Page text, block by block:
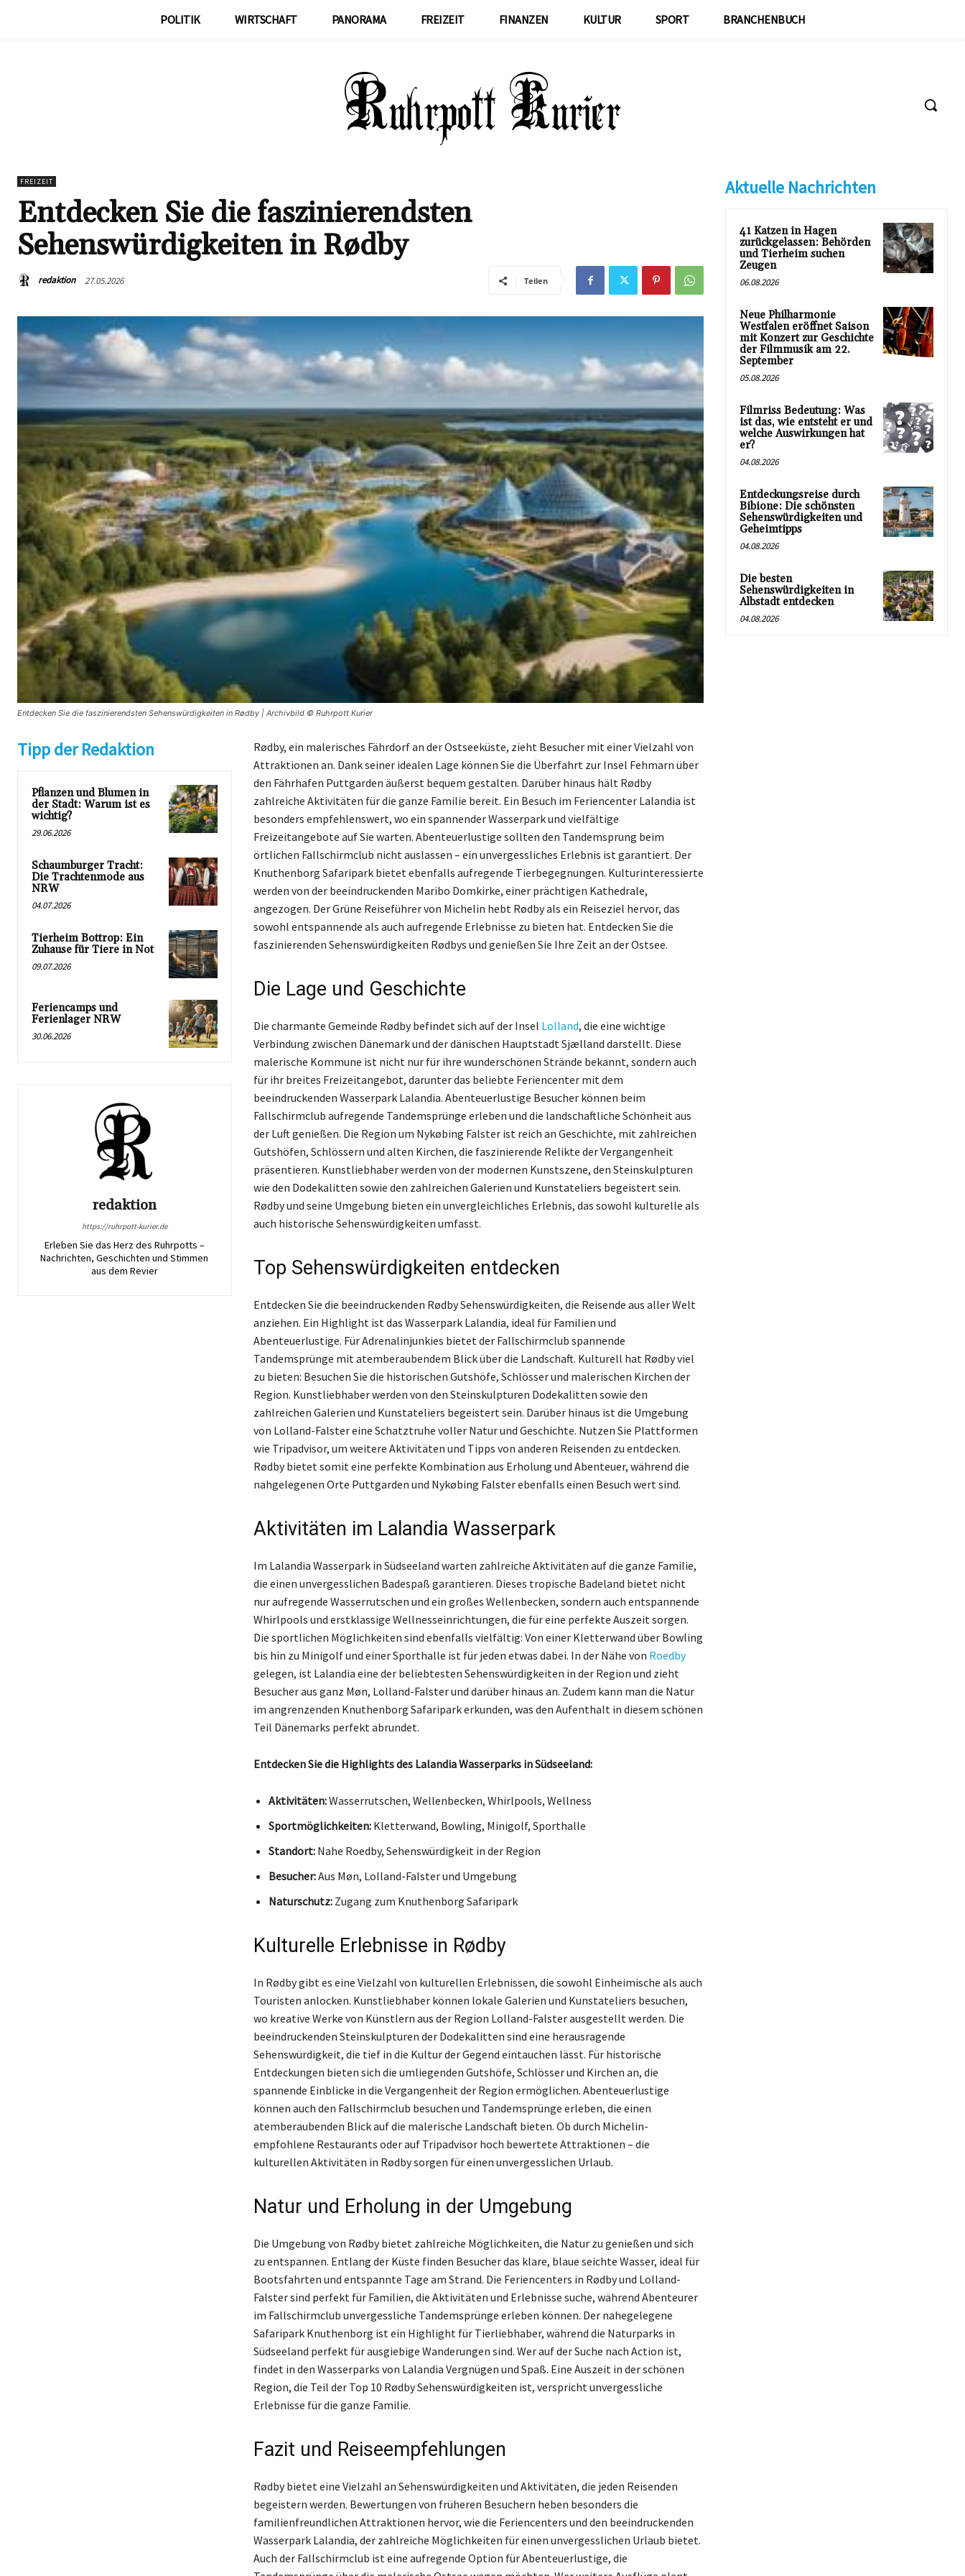
POLITIK WIRTSCHAFT PANORAMA FREIZEIT FINANZEN KULTUR SPORT BRANCHENBUCH
FREIZEIT
Entdecken Sie die faszinierendsten
Sehenswürdigkeiten in Rødby
redaktion 27.05.2026 Teilen
Entdecken Sie die faszinierendsten Sehenswürdigkeiten in Rødby | Archivbild © Ruhrpott Kurier
Tipp der Redaktion
Pflanzen und Blumen in
der Stadt: Warum ist es
wichtig?
29.06.2026
Schaumburger Tracht:
Die Trachtenmode aus
NRW
04.07.2026
Tierheim Bottrop: Ein
Zuhause für Tiere in Not
09.07.2026
Feriencamps und
Ferienlager NRW
30.06.2026
redaktion
https://ruhrpott-kurier.de
Erleben Sie das Herz des Ruhrpotts –
Nachrichten, Geschichten und Stimmen
aus dem Revier
Rødby, ein malerisches Fährdorf an der Ostseeküste, zieht Besucher mit einer Vielzahl von
Attraktionen an. Dank seiner idealen Lage können Sie die Überfahrt zur Insel Fehmarn über
den Fährhafen Puttgarden äußerst bequem gestalten. Darüber hinaus hält Rødby
zahlreiche Aktivitäten für die ganze Familie bereit. Ein Besuch im Feriencenter Lalandia ist
besonders empfehlenswert, wo ein spannender Wasserpark und vielfältige
Freizeitangebote auf Sie warten. Abenteuerlustige sollten den Tandemsprung beim
örtlichen Fallschirmclub nicht auslassen – ein unvergessliches Erlebnis ist garantiert. Der
Knuthenborg Safaripark bietet ebenfalls aufregende Tierbegegnungen. Kulturinteressierte
werden von der beeindruckenden Maribo Domkirke, einer prächtigen Kathedrale,
angezogen. Der Grüne Reiseführer von Michelin hebt Rødby als ein Reiseziel hervor, das
sowohl entspannende als auch aufregende Erlebnisse zu bieten hat. Entdecken Sie die
faszinierenden Sehenswürdigkeiten Rødbys und genießen Sie Ihre Zeit an der Ostsee.
Die Lage und Geschichte
Die charmante Gemeinde Rødby befindet sich auf der Insel Lolland, die eine wichtige
Verbindung zwischen Dänemark und der dänischen Hauptstadt Sjælland darstellt. Diese
malerische Kommune ist nicht nur für ihre wunderschönen Strände bekannt, sondern auch
für ihr breites Freizeitangebot, darunter das beliebte Feriencenter mit dem
beeindruckenden Wasserpark Lalandia. Abenteuerlustige Besucher können beim
Fallschirmclub aufregende Tandemsprünge erleben und die landschaftliche Schönheit aus
der Luft genießen. Die Region um Nykøbing Falster ist reich an Geschichte, mit zahlreichen
Gutshöfen, Schlössern und alten Kirchen, die faszinierende Relikte der Vergangenheit
präsentieren. Kunstliebhaber werden von der modernen Kunstszene, den Steinskulpturen
wie den Dodekalitten sowie den zahlreichen Galerien und Kunstateliers begeistert sein.
Rødby und seine Umgebung bieten ein unvergleichliches Erlebnis, das sowohl kulturelle als
auch historische Sehenswürdigkeiten umfasst.
Top Sehenswürdigkeiten entdecken
Entdecken Sie die beeindruckenden Rødby Sehenswürdigkeiten, die Reisende aus aller Welt
anziehen. Ein Highlight ist das Wasserpark Lalandia, ideal für Familien und
Abenteuerlustige. Für Adrenalinjunkies bietet der Fallschirmclub spannende
Tandemsprünge mit atemberaubendem Blick über die Landschaft. Kulturell hat Rødby viel
zu bieten: Besuchen Sie die historischen Gutshöfe, Schlösser und malerischen Kirchen der
Region. Kunstliebhaber werden von den Steinskulpturen Dodekalitten sowie den
zahlreichen Galerien und Kunstateliers begeistert sein. Darüber hinaus ist die Umgebung
von Lolland-Falster eine Schatztruhe voller Natur und Geschichte. Nutzen Sie Plattformen
wie Tripadvisor, um weitere Aktivitäten und Tipps von anderen Reisenden zu entdecken.
Rødby bietet somit eine perfekte Kombination aus Erholung und Abenteuer, während die
nahgelegenen Orte Puttgarden und Nykøbing Falster ebenfalls einen Besuch wert sind.
Aktivitäten im Lalandia Wasserpark
Im Lalandia Wasserpark in Südseeland warten zahlreiche Aktivitäten auf die ganze Familie,
die einen unvergesslichen Badespaß garantieren. Dieses tropische Badeland bietet nicht
nur aufregende Wasserrutschen und ein großes Wellenbecken, sondern auch entspannende
Whirlpools und erstklassige Wellnesseinrichtungen, die für eine perfekte Auszeit sorgen.
Die sportlichen Möglichkeiten sind ebenfalls vielfältig: Von einer Kletterwand über Bowling
bis hin zu Minigolf und einer Sporthalle ist für jeden etwas dabei. In der Nähe von Roedby
gelegen, ist Lalandia eine der beliebtesten Sehenswürdigkeiten in der Region und zieht
Besucher aus ganz Møn, Lolland-Falster und darüber hinaus an. Zudem kann man die Natur
im angrenzenden Knuthenborg Safaripark erkunden, was den Aufenthalt in diesem schönen
Teil Dänemarks perfekt abrundet.
Entdecken Sie die Highlights des Lalandia Wasserparks in Südseeland:
Aktivitäten:Wasserrutschen, Wellenbecken, Whirlpools, Wellness
Sportmöglichkeiten:Kletterwand, Bowling, Minigolf, Sporthalle
Standort:Nahe Roedby, Sehenswürdigkeit in der Region
Besucher:Aus Møn, Lolland-Falster und Umgebung
Naturschutz:Zugang zum Knuthenborg Safaripark
Kulturelle Erlebnisse in Rødby
In Rødby gibt es eine Vielzahl von kulturellen Erlebnissen, die sowohl Einheimische als auch
Touristen anlocken. Kunstliebhaber können lokale Galerien und Kunstateliers besuchen,
wo kreative Werke von Künstlern aus der Region Lolland-Falster ausgestellt werden. Die
beeindruckenden Steinskulpturen der Dodekalitten sind eine herausragende
Sehenswürdigkeit, die tief in die Kultur der Gegend eintauchen lässt. Für historische
Entdeckungen bieten sich die umliegenden Gutshöfe, Schlösser und Kirchen an, die
spannende Einblicke in die Vergangenheit der Region ermöglichen. Abenteuerlustige
können auch den Fallschirmclub besuchen und Tandemsprünge erleben, die einen
atemberaubenden Blick auf die malerische Landschaft bieten. Ob durch Michelin-
empfohlene Restaurants oder auf Tripadvisor hoch bewertete Attraktionen – die
kulturellen Aktivitäten in Rødby sorgen für einen unvergesslichen Urlaub.
Natur und Erholung in der Umgebung
Die Umgebung von Rødby bietet zahlreiche Möglichkeiten, die Natur zu genießen und sich
zu entspannen. Entlang der Küste finden Besucher das klare, blaue seichte Wasser, ideal für
Bootsfahrten und entspannte Tage am Strand. Die Feriencenters in Rødby und Lolland-
Falster sind perfekt für Familien, die Aktivitäten und Erlebnisse suche, während Abenteurer
im Fallschirmclub unvergessliche Tandemsprünge erleben können. Der nahegelegene
Safaripark Knuthenborg ist ein Highlight für Tierliebhaber, während die Naturparks in
Südseeland perfekt für ausgiebige Wanderungen sind. Wer auf der Suche nach Action ist,
findet in den Wasserparks von Lalandia Vergnügen und Spaß. Eine Auszeit in der schönen
Region, die Teil der Top 10 Rødby Sehenswürdigkeiten ist, verspricht unvergessliche
Erlebnisse für die ganze Familie.
Fazit und Reiseempfehlungen
Rødby bietet eine Vielzahl an Sehenswürdigkeiten und Aktivitäten, die jeden Reisenden
begeistern werden. Bewertungen von früheren Besuchern heben besonders die
familienfreundlichen Attraktionen hervor, wie die Feriencenters und den beeindruckenden
Wasserpark Lalandia, der zahlreiche Möglichkeiten für einen unvergesslichen Urlaub bietet.
Auch der Fallschirmclub ist eine aufregende Option für Abenteuerlustige, die
Aktuelle Nachrichten
41 Katzen in Hagen
zurückgelassen: Behörden
und Tierheim suchen
Zeugen
06.08.2026
Neue Philharmonie
Westfalen eröffnet Saison
mit Konzert zur Geschichte
der Filmmusik am 22.
September
05.08.2026
Filmriss Bedeutung: Was
ist das, wie entsteht er und
welche Auswirkungen hat
er?
04.08.2026
Entdeckungsreise durch
Bibione: Die schönsten
Sehenswürdigkeiten und
Geheimtipps
04.08.2026
Die besten
Sehenswürdigkeiten in
Albstadt entdecken
04.08.2026